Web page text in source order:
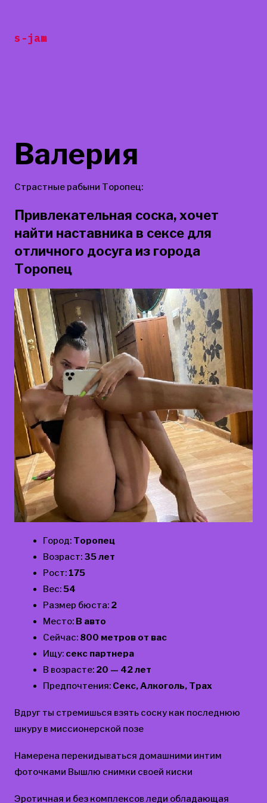
содержанию
s-jam
Валерия
Страстные рабыни Торопец:
Привлекательная соска, хочет
найти наставника в сексе для
отличного досуга из города
Торопец
Город: Торопец
Возраст: 35 лет
Рост: 175
Вес:54
Размер бюста: 2
Место: В авто
Сейчас: 800 метров от вас
Ищу: секс партнера
В возрасте: 20 — 42 лет
Предпочтения: Секс, Алкоголь, Трах
Вдруг ты стремишься взять соску как последнюю
шкуру в миссионерской позе
Намерена перекидываться домашними интим
фоточками Вышлю снимки своей киски
Эротичная и без комплексов леди обладающая